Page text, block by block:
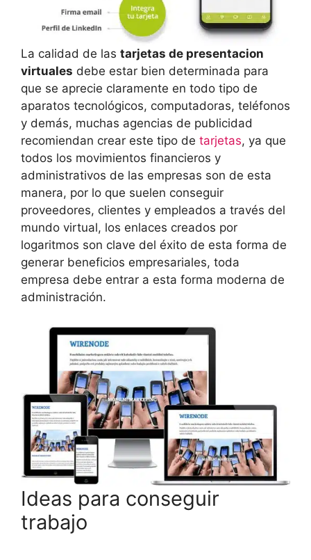
La calidad de las tarjetas de presentacion
virtuales debe estar bien determinada para
que se aprecie claramente en todo tipo de
aparatos tecnológicos, computadoras, teléfonos
y demás, muchas agencias de publicidad
recomiendan crear este tipo de tarjetas, ya que
todos los movimientos financieros y
administrativos de las empresas son de esta
manera, por lo que suelen conseguir
proveedores, clientes y empleados a través del
mundo virtual, los enlaces creados por
logaritmos son clave del éxito de esta forma de
generar beneficios empresariales, toda
empresa debe entrar a esta forma moderna de
administración.
Ideas para conseguir
trabajo